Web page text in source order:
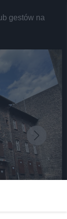
gestów na